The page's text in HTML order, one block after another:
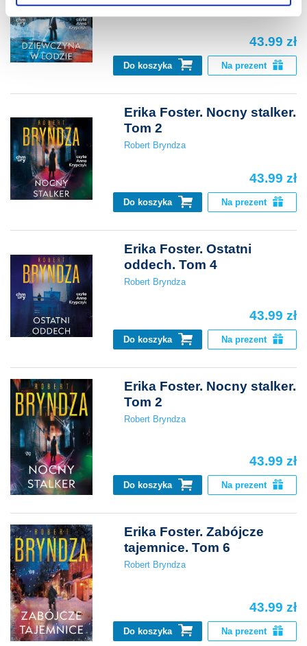
Robert Bryndza
43.99 zł
Do koszyka Na prezent
Erika Foster. Nocny stalker.
Tom 2
Robert Bryndza
43.99 zł
Do koszyka Na prezent
Erika Foster. Ostatni
oddech. Tom 4
Robert Bryndza
43.99 zł
Do koszyka Na prezent
Erika Foster. Nocny stalker.
Tom 2
Robert Bryndza
43.99 zł
Do koszyka Na prezent
Erika Foster. Zabójcze
tajemnice. Tom 6
Robert Bryndza
43.99 zł
Do koszyka Na prezent